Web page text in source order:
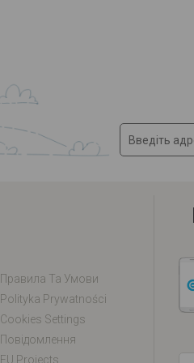
Правила Та Умови
Polityka Prywatności
Cookies Settings
Повідомлення
EU Projects